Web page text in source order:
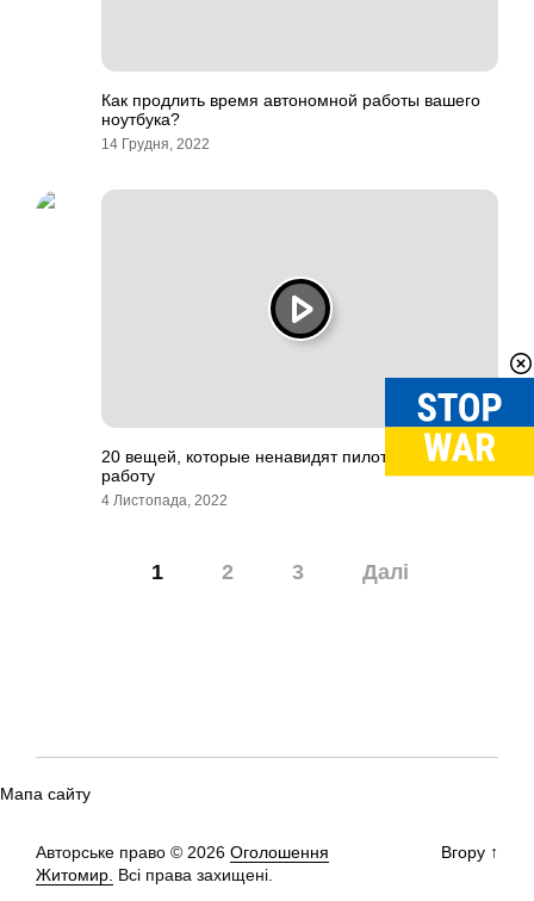
Как продлить время автономной работы вашего
ноутбука?
14 Грудня, 2022
20 вещей, которые ненавидят пилоты за свою
работу
4 Листопада, 2022
1 2 3 Далі
Мапа сайту
Авторське право © 2026 Оголошення
Житомир. Всі права захищені.
Вгору ↑